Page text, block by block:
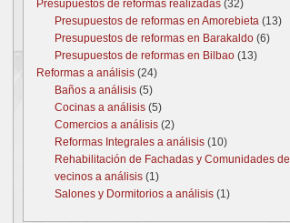
Presupuestos de reformas realizadas (32)
Presupuestos de reformas en Amorebieta (13)
Presupuestos de reformas en Barakaldo (6)
Presupuestos de reformas en Bilbao (13)
Reformas a análisis (24)
Baños a análisis (5)
Cocinas a análisis (5)
Comercios a análisis (2)
Reformas Integrales a análisis (10)
Rehabilitación de Fachadas y Comunidades de
vecinos a análisis (1)
Salones y Dormitorios a análisis (1)